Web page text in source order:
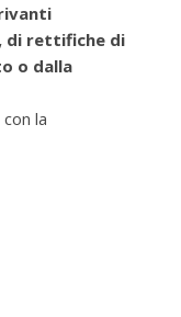
di rettifiche di
o dalla
la